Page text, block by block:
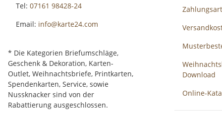
Tel: 07161 98428-24
Email: info@karte24.com
* Die Kategorien Briefumschläge,
Geschenk & Dekoration, Karten-
Outlet, Weihnachtsbriefe, Printkarten,
Spendenkarten, Service, sowie
Nussknacker sind von der
Rabattierung ausgeschlossen.
Download
Online-